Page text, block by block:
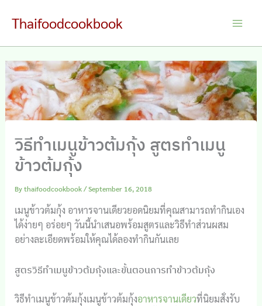
Thaifoodcookbook
วิธีทำเมนูข้าวต้มกุ้ง สูตรทำเมนู
ข้าวต้มกุ้ง
Bythaifoodcookbook/September 16, 2018
เมนูข้าวต้มกุ้ง อาหารจานเดียวยอดนิยมที่คุณสามารถทำกินเอง
ได้ง่ายๆ อร่อยๆ วันนี้นำเสนอพร้อมสูตรและวิธีทำส่วนผสม
อย่างละเอียดพร้อมให้คุณได้ลองทำกินกันเลย
สูตรวิธีทำเมนูข้าวต้มกุ้งและขั้นตอนการทำข้าวต้มกุ้ง
วิธีทำเมนูข้าวต้มกุ้งเมนูข้าวต้มกุ้งอาหารจานเดียวที่นิยมสั่งรับ